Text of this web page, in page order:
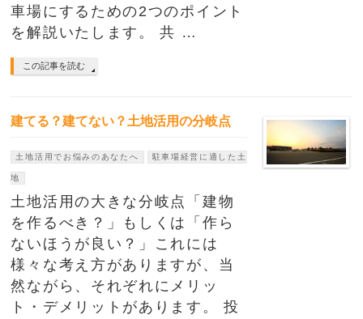
車場にするための2つのポイント
を解説いたします。 共 …
この記事を読む
建てる？建てない？土地活用の分岐点
土地活用でお悩みのあなたへ 駐車場経営に適した土
地
土地活用の大きな分岐点「建物
を作るべき？」もしくは「作ら
ないほうが良い？」これには
様々な考え方がありますが、当
然ながら、それぞれにメリッ
ト・デメリットがあります。 投